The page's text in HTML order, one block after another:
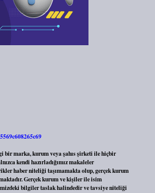
bir marka, kurum veya şahıs şirketi ile hiçbir
kendi hazırladığımız makaleler
haber niteliği taşımamakta olup, gerçek kurum
Gerçek kurum ve kişiler ile isim
bilgiler taslak halindedir ve tavsiye niteliği